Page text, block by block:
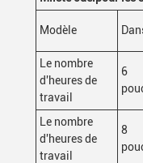
Modèle
Le nombre
d'heures de
travail
6
Le nombre
d'heures de
travail
8